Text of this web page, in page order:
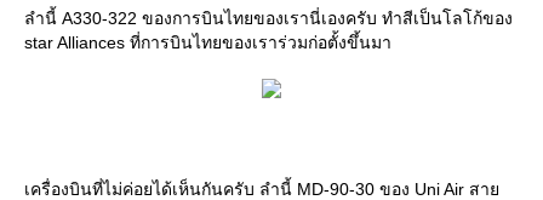
ลำนี้ A330-322 ของการบินไทยของเรานี่เองครับ ทำสีเป็นโลโก้ของ
star Alliances ที่การบินไทยของเราร่วมก่อตั้งขึ้นมา
เครื่องบินที่ไม่ค่อยได้เห็นกันครับ ลำนี้ MD-90-30 ของ Uni Air สา